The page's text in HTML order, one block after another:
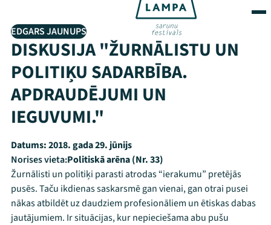
EDGARS JAUNUPS
DISKUSIJA "ŽURNĀLISTU UN
POLITIĶU SADARBĪBA.
APDRAUDĒJUMI UN
IEGUVUMI."
Datums:2018. gada 29. jūnijs
Norises vieta:Politiskā arēna (Nr. 33)
Žurnālisti un politiķi parasti atrodas “ierakumu” pretējās
pusēs. Taču ikdienas saskarsmē gan vienai, gan otrai pusei
nākas atbildēt uz daudziem profesionāliem un ētiskas dabas
jautājumiem. Ir situācijas, kur nepieciešama abu pušu